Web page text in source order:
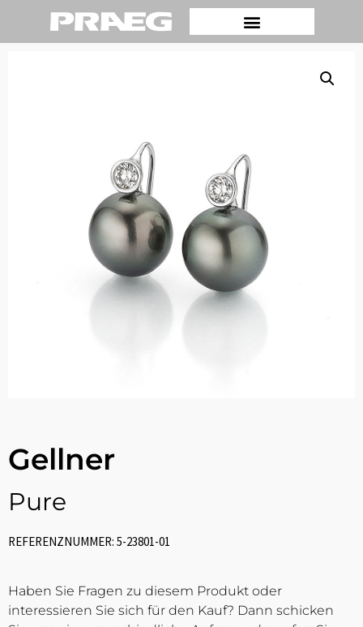
Gellner
Pure
REFERENZNUMMER: 5-23801-01
Haben Sie Fragen zu diesem Produkt oder
interessieren Sie sich für den Kauf? Dann schicken